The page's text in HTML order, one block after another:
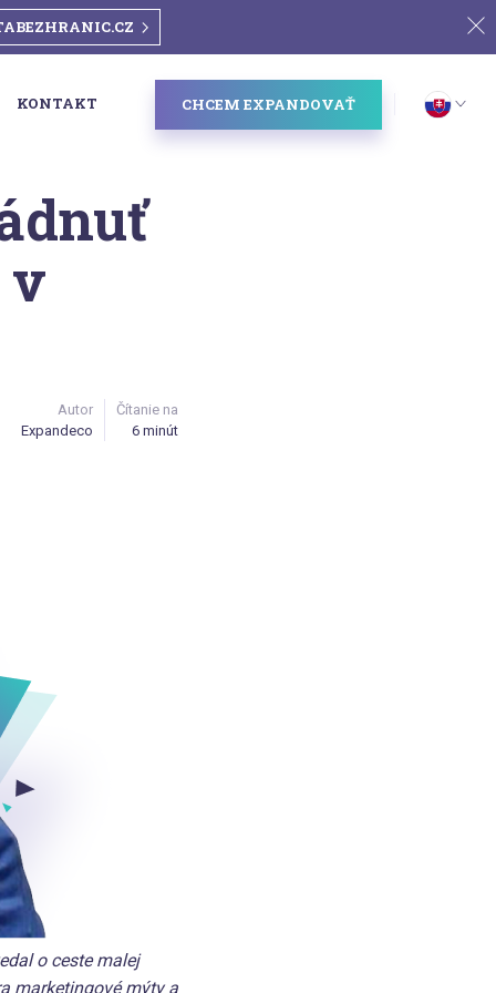
KONTAKT CHCEM EXPANDOVAŤ
v
Autor
Expandeco
Čítanie na
6 minút
o ceste malej
marketingové mýty a